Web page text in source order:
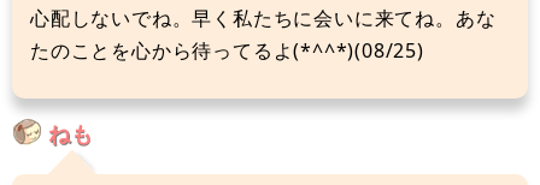
心配しないでね。早く私たちに会いに来てね。あな
たのことを心から待ってるよ(*^^*)(08/25)
ねも